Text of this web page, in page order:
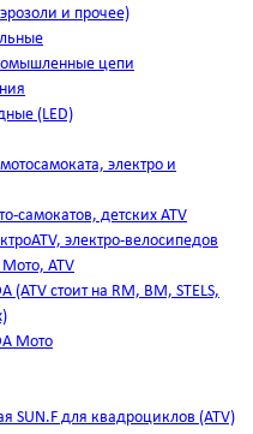
и прочее)
цепи
(LED)
электро и
самокатов, детских ATV
электро-велосипедов
ATV
(АТV стоит на RM, BM, STELS,
Мото
SUN.F для квадроциклов (АТV)